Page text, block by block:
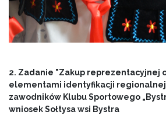
2. Zadanie "Zakup reprezentacyjnej
elementami identyfikacji
zawodników Klubu Sportowego
wniosek Sołtysa wsi Bystra